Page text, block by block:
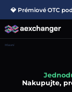
💎 Prémiové OTC
Hlavní
Nakupujte,